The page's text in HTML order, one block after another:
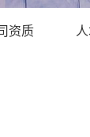
资质